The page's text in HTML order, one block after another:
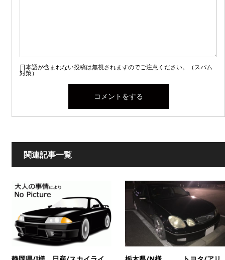
日本語が含まれない投稿は無視されますのでご注意ください。（スパム
対策）
関連記事一覧